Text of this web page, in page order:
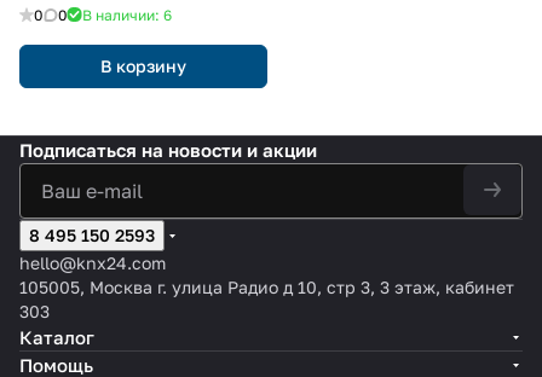
0 0 В наличии: 6
В корзину
Подписаться на новости и акции
8 495 150 2593
hello@knx24.com
105005, Москва г. улица Радио д 10, стр 3, 3 этаж, кабинет
303
Каталог
Помощь